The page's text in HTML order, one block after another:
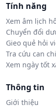
Tính năng
Xem âm lịch
Chuyển đổi
Gieo quẻ hỏi
Tra cứu can chi
Xem ngày tốt
Thông tin
Giới thiệu